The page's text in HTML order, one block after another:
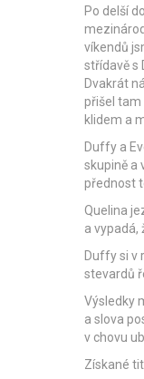
Po delší
víkendů
střídavě s
Dvakrát
přišel tam
klidem a
Duffy a
skupině a
přednost
Quelina
a vypadá,
Duffy si v
stevardů
Výsledky
a slova
v chovu
Získané